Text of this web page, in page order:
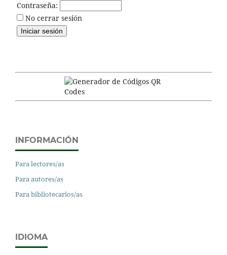
Contraseña:
No cerrar sesión
INFORMACIÓN
Para lectores/as
Para autores/as
Para bibliotecarios/as
IDIOMA